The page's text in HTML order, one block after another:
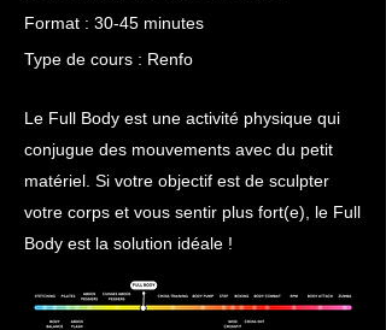
Format : 30-45 minutes
Type de cours : Renfo
Le Full Body est une activité physique qui
conjugue des mouvements avec du petit
matériel. Si votre objectif est de sculpter
votre corps et vous sentir plus fort(e), le Full
Body est la solution idéale !